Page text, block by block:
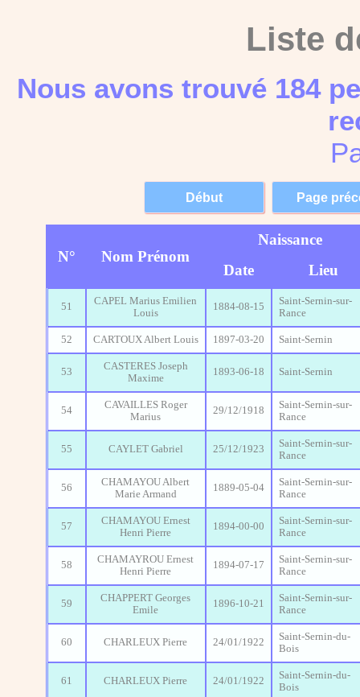
Liste
Nous avons trouvé 184
N° Nom Prénom
Naissance
Date
Lieu
51
CAPEL Marius Emilien
Louis
1884-08-15
Saint-Sernin-sur-
Rance
52 CARTOUX Albert Louis 1897-03-20 Saint-Sernin
53
CASTERES Joseph
Maxime
1893-06-18 Saint-Sernin
54
CAVAILLES Roger
Marius
29/12/1918
Saint-Sernin-sur-
Rance
55 CAYLET Gabriel 25/12/1923
Saint-Sernin-sur-
Rance
56
CHAMAYOU Albert
Marie Armand
1889-05-04
Saint-Sernin-sur-
Rance
57
CHAMAYOU Ernest
Henri Pierre
1894-00-00
Saint-Sernin-sur-
Rance
58
CHAMAYROU Ernest
Henri Pierre
1894-07-17
Saint-Sernin-sur-
Rance
59
CHAPPERT Georges
Emile
1896-10-21
Saint-Sernin-sur-
Rance
60 CHARLEUX Pierre 24/01/1922
Saint-Sernin-du-
Bois
61 CHARLEUX Pierre 24/01/1922
Saint-Sernin-du-
Bois